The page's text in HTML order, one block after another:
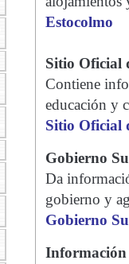
Estocolmo
Sitio Oficial
Contiene
educación y
Sitio Oficial
Gobierno
Da
gobierno y
Gobierno
Información